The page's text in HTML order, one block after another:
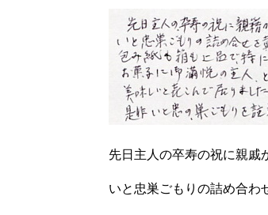
先日主人の卒寿の祝に親戚
いと忠巣ごもりの詰め合わ